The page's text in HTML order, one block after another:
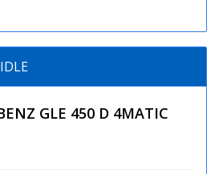
GLE 450 D 4MATIC